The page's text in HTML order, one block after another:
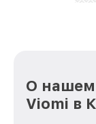
О нашем
Viomi в